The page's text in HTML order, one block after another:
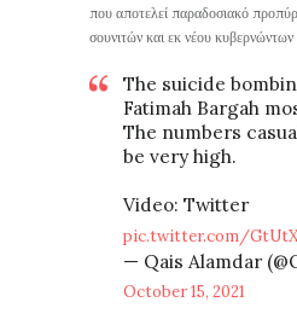
που αποτελεί παραδοσιακό
σουνιτών και εκ νέου
The suicide
Fatimah Bargah
The numbers
be very high.
Video: Twitter
pic.twitter.com/
— Qais Alamdar
October 15, 2021